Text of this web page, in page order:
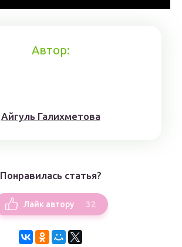
Автор:
Айгуль Галихметова
Понравилась статья?
Лайк автору 32